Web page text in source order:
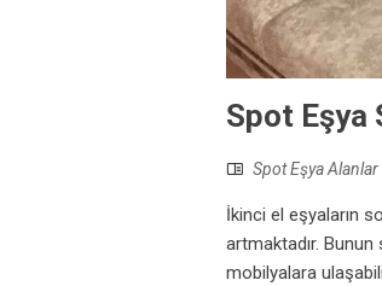
Spot Eşya
Spot Eşya Alanlar
İkinci el eşyaların
artmaktadır.
mobilyalara